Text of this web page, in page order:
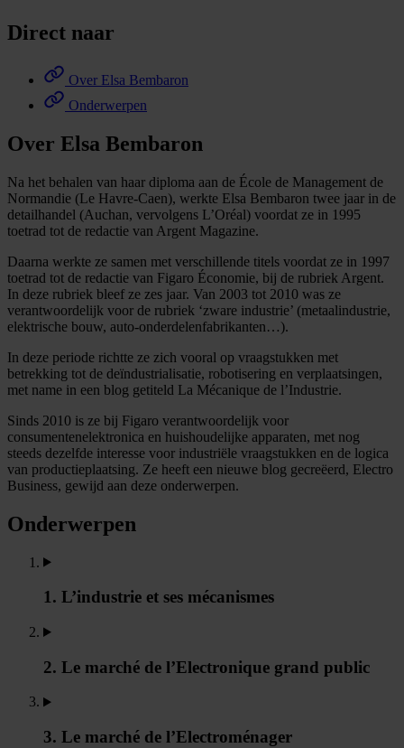
Direct naar
Over Elsa Bembaron
Onderwerpen
Over Elsa Bembaron
Na het behalen van haar diploma aan de École de Management de
Normandie (Le Havre-Caen), werkte Elsa Bembaron twee jaar in de
detailhandel (Auchan, vervolgens L’Oréal) voordat ze in 1995
toetrad tot de redactie van Argent Magazine.
Daarna werkte ze samen met verschillende titels voordat ze in 1997
toetrad tot de redactie van Figaro Économie, bij de rubriek Argent.
In deze rubriek bleef ze zes jaar. Van 2003 tot 2010 was ze
verantwoordelijk voor de rubriek ‘zware industrie’ (metaalindustrie,
elektrische bouw, auto-onderdelenfabrikanten…).
In deze periode richtte ze zich vooral op vraagstukken met
betrekking tot de deïndustrialisatie, robotisering en verplaatsingen,
met name in een blog getiteld La Mécanique de l’Industrie.
Sinds 2010 is ze bij Figaro verantwoordelijk voor
consumentenelektronica en huishoudelijke apparaten, met nog
steeds dezelfde interesse voor industriële vraagstukken en de logica
van productieplaatsing. Ze heeft een nieuwe blog gecreëerd, Electro
Business, gewijd aan deze onderwerpen.
Onderwerpen
1. L’industrie et ses mécanismes
2. Le marché de l’Electronique grand public
3. Le marché de l’Electroménager